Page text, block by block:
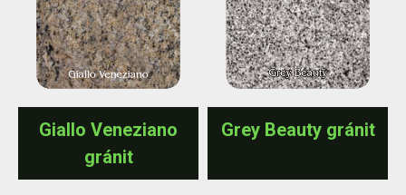
Giallo Veneziano
gránit
Grey Beauty gránit